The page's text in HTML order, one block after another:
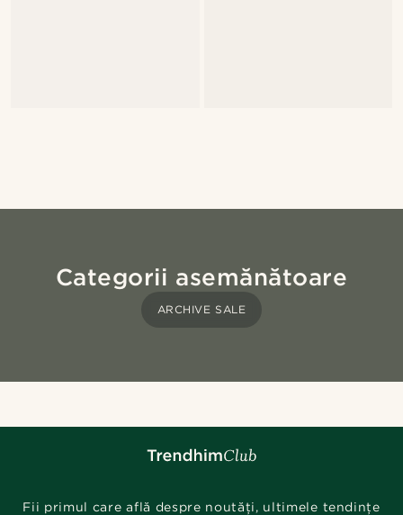
Categorii asemănătoare
ARCHIVE SALE
Fii primul care află despre noutăți, ultimele tendințe